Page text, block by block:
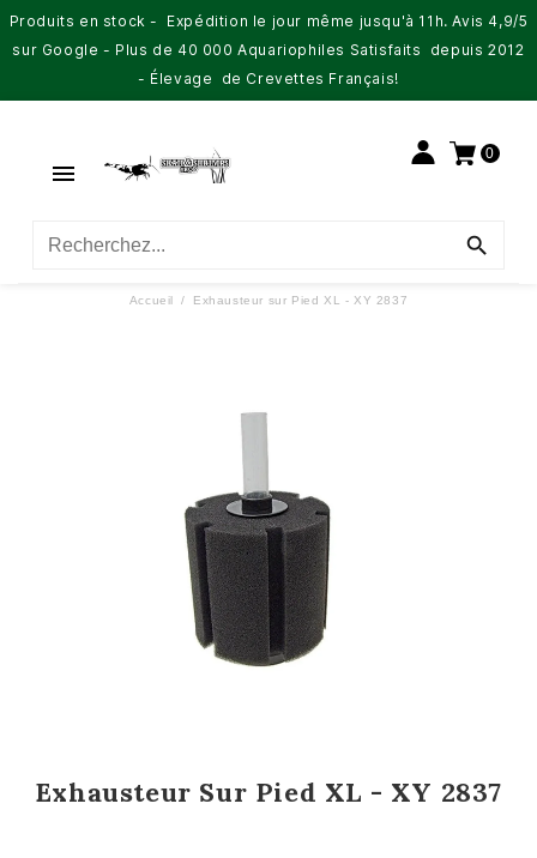
Produits en stock - Expédition le jour même jusqu'à 11h. Avis 4,9/5
sur Google - Plus de 40 000 Aquariophiles Satisfaits depuis 2012
- Élevage de Crevettes Français!

0

Accueil Exhausteur sur Pied XL - XY 2837
Exhausteur Sur Pied XL - XY 2837